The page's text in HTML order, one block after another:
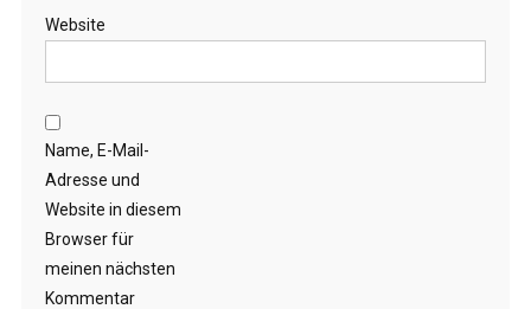
Website
Name, E-Mail-
Adresse und
Website in diesem
Browser für
meinen nächsten
Kommentar